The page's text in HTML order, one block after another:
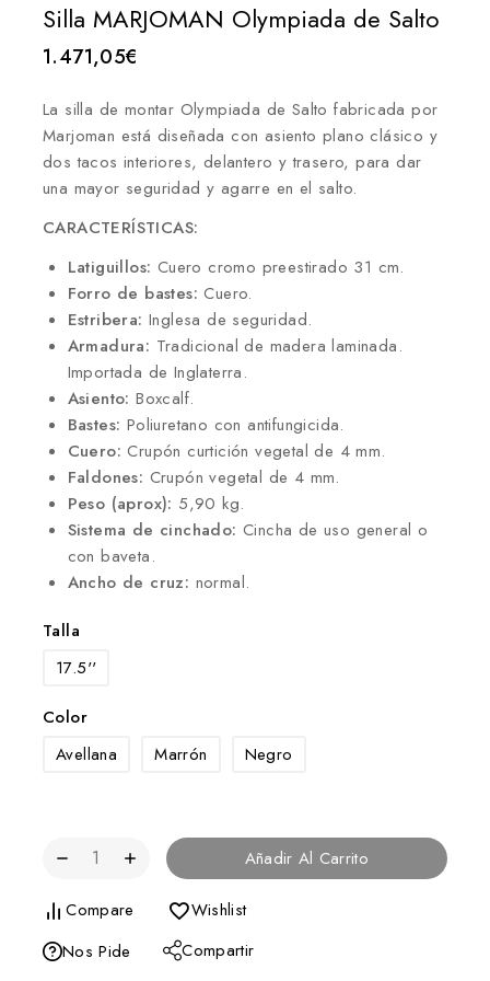
Silla MARJOMAN Olympiada de Salto
1.471,05€
La silla de montar Olympiada de Salto fabricada por
Marjoman está diseñada con asiento plano clásico y
dos tacos interiores, delantero y trasero, para dar
una mayor seguridad y agarre en el salto.
CARACTERÍSTICAS:
Latiguillos: Cuero cromo preestirado 31 cm.
Forro de bastes: Cuero.
Estribera: Inglesa de seguridad.
Armadura: Tradicional de madera laminada.
Importada de Inglaterra.
Asiento: Boxcalf.
Bastes: Poliuretano con antifungicida.
Cuero: Crupón curtición vegetal de 4 mm.
Faldones: Crupón vegetal de 4 mm.
Peso (aprox): 5,90 kg.
Sistema de cinchado: Cincha de uso general o
con baveta.
Ancho de cruz: normal.
Talla
17.5''
Color
Avellana
Marrón Negro
Añadir Al Carrito
Compare
Wishlist
Nos Pide
Compartir